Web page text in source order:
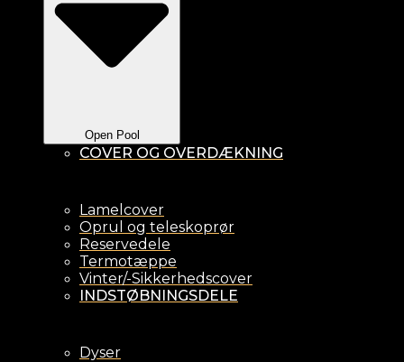
Open Pool
COVER OG OVERDÆKNING
Lamelcover
Oprul og teleskoprør
Reservedele
Termotæppe
Vinter/-Sikkerhedscover
INDSTØBNINGSDELE
Dyser